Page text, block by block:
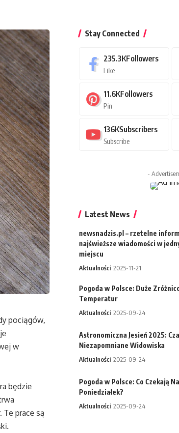
pociągów,
w
będzie
Te prace są
Stay Connected
235.3KFollowers
Like
11.6KFollowers
Pin
136KSubscribers
Subscribe
-
Latest News
newsnadzis.pl – rzetelne
najświeższe wiadomości w
miejscu
Aktualności 2025-11-21
Pogoda w Polsce: Duże
Temperatur
Aktualności 2025-09-24
Astronomiczna Jesień 2025:
Niezapomniane Widowiska
Aktualności 2025-09-24
Pogoda w Polsce: Co Czekają
Poniedziałek?
Aktualności 2025-09-24